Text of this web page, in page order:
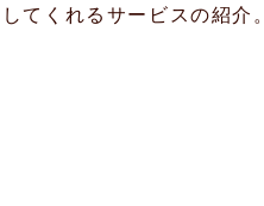
てくれるサービスの紹介。